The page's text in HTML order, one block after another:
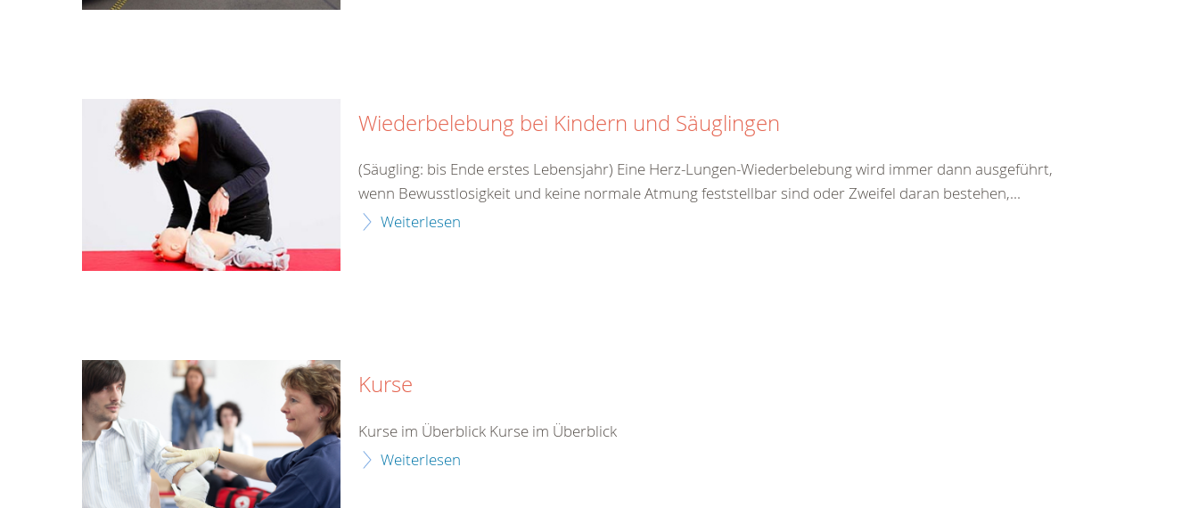
Wiederbelebung bei Kindern und Säuglingen
(Säugling: bis Ende erstes Lebensjahr) Eine Herz-Lungen-Wiederbelebung wird immer dann ausgeführt,
wenn Bewusstlosigkeit und keine normale Atmung feststellbar sind oder Zweifel daran bestehen,...
Weiterlesen
Kurse
Kurse im Überblick Kurse im Überblick
Weiterlesen